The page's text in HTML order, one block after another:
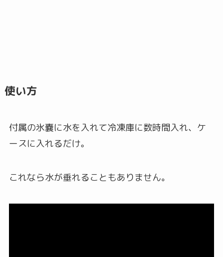
使い方
付属の氷嚢に水を入れて冷凍庫に数時間入れ、ケ
ースに入れるだけ。
これなら水が垂れることもありません。